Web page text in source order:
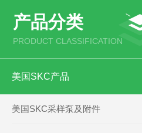
产品分类
PRODUCT CLASSIFICATION
美国SKC产品
美国SKC采样泵及附件